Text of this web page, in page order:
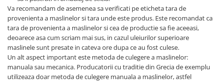
Va recomandam de asemenea sa verificati pe eticheta tara de
provenienta a maslinelor si tara unde este produs. Este recomandat ca
tara de provenienta a maslinelor si cea de productie sa fie aceeasi,
deoarece asa cum scriam mai sus, in cazul uleiurilor superioare
maslinele sunt presate in cateva ore dupa ce au fost culese.
Un alt aspect important este metoda de culegere a maslinelor:
manuala sau mecanica. Producatorii cu traditie din Grecia de exemplu
utilizeaza doar metoda de culegere manuala a maslinelor, astfel